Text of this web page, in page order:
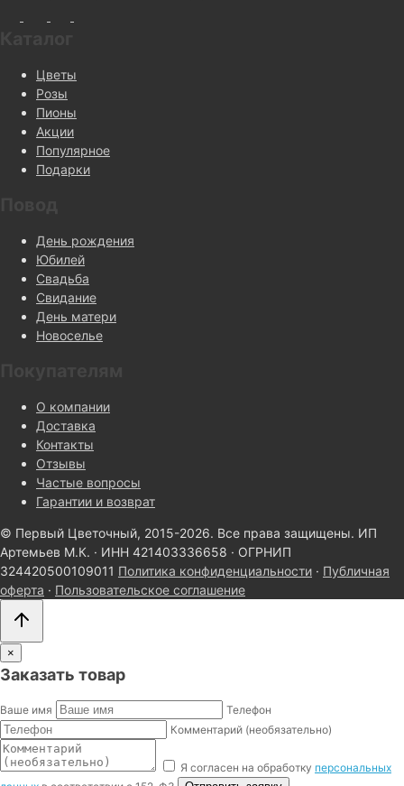
Цветы
Розы
Пионы
Акции
Популярное
Подарки
День рождения
Юбилей
Свадьба
Свидание
День матери
Новоселье
О компании
Доставка
Контакты
Отзывы
Частые вопросы
Гарантии и возврат
© Первый Цветочный, 2015-2026. Все права защищены. ИП
Артемьев М.К. · ИНН 421403336658 · ОГРНИП
324420500109011 Политика конфиденциальности · Публичная
оферта · Пользовательское соглашение
×
Заказать товар
Ваше имя
Телефон
Комментарий (необязательно)
Я согласен на обработку персональных